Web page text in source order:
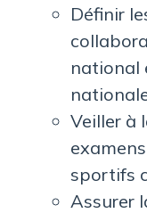
Définir
national
Veiller à
sportifs
Assurer